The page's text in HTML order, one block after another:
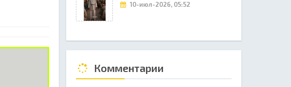
10-июл-2026, 05:52
Комментарии